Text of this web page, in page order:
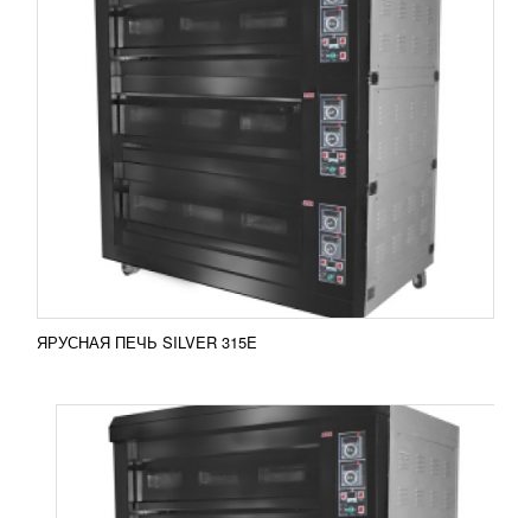
ЯРУСНАЯ ПЕЧЬ SILVER 315E
ЯРУСНАЯ ПЕЧЬ SILVER 315G
482 355 RUB
Ярусная печь Silver 315G Ярусная газовая печь
Silver 315G сконструирована из нескольких
автономных камер, установленных ярусом.
Камеры...
ПОДРОБНЕЕ
Добавить в сравнение